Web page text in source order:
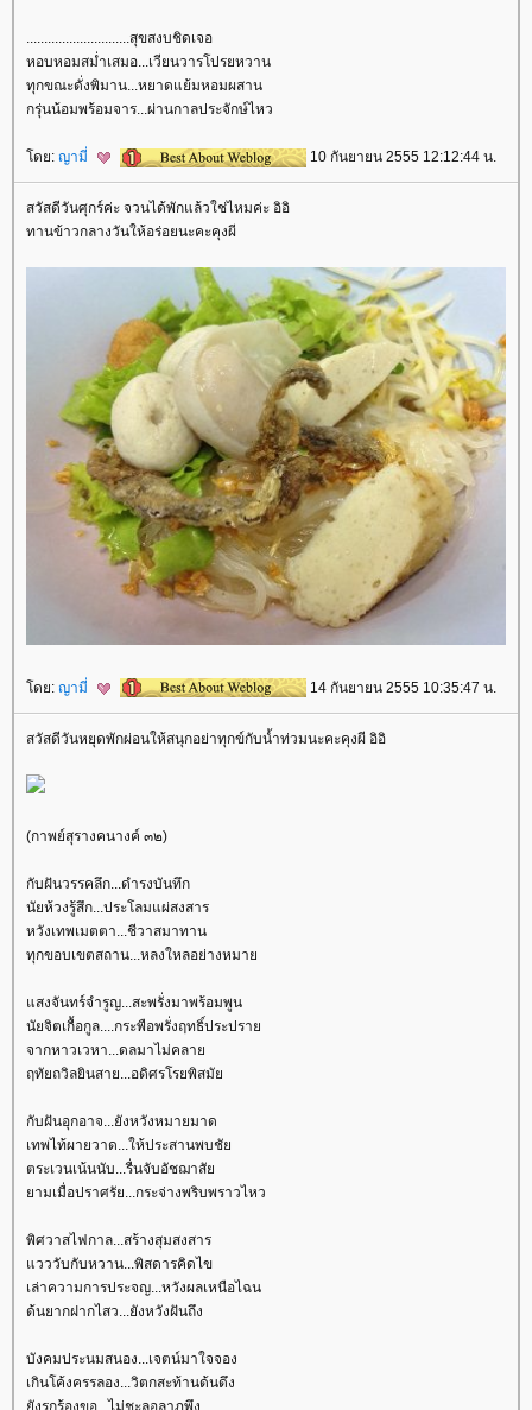
.............................สุขสงบชิดเจอ
หอบหอมสม่ำเสมอ...เวียนวารโปรยหวาน
ทุกขณะดั่งพิมาน...หยาดแย้มหอมผสาน
กรุ่นน้อมพร้อมจาร...ผ่านกาลประจักษ์ไหว
ดย: ญามี่ 10 กันยายน 2555 12:12:44 น.
สวัสดีวันศุกร์ค่ะ จวนได้พักแล้วใช่ไหมค่ะ อิอิ
ทานข้าวกลางวันให้อร่อยนะคะคุงผี
ดย: ญามี่ 14 กันยายน 2555 10:35:47 น.
สวัสดีวันหยุดพักผ่อนให้สนุกอย่าทุกข์กับน้ำท่วมนะคะคุงผี อิอิ
(กาพย์สุรางคนางค์ ๓๒)
กับฝันวรรคลึก...ดำรงบันทึก
นัยห้วงรู้สึก...ประโลมแผ่สงสาร
หวังเทพเมตตา...ชีวาสมาทาน
ทุกขอบเขตสถาน...หลงใหลอย่างหมา
สงจันทร์จำรูญ...สะพรั่งมาพร้อมพูน
นัยจิตเกื้อกูล....กระพือพรั่งฤทธิ์ประปรา
จากหาวเวหา...ดลมาไม่คลา
ฤทัยถวิลยินสาย...อดิศรโรยพิสมั
กับฝันอุกอาจ...ยังหวังหมายมาด
เทพไท้ผายวาด...ให้ประสานพบชั
ตระเวนเน้นนับ...รื่นจับอัชฌาสั
ามเมื่อปราศรัย...กระจ่างพริบพราวไหว
พิศวาสไฟกาล...สร้างสุมสงสาร
วววับกับหวาน...พิสดารคิดไข
เล่าความการประจญ...หวังผลเหนือไฉน
ด้นยากฝากไสว...ยังหวังฝันถึง
บังคมประนมสนอง...เจตน์มาใจจอง
เกินโค้งครรลอง...วิตกสะท้านด้นดึง
ังรุกร้องขอ...ไม่ชะลอลาภพึง